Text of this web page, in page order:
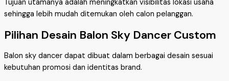
Tujuan utamanya adalah meningkatkan visibilitas lokasi usaha
sehingga lebih mudah ditemukan oleh calon pelanggan.
Pilihan Desain Balon Sky Dancer Custom
Balon sky dancer dapat dibuat dalam berbagai desain sesuai
kebutuhan promosi dan identitas brand.